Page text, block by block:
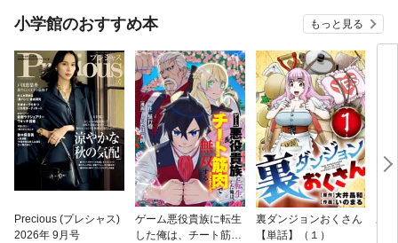
小学館のおすすめ本 もっと見る
Precious (プレシャス)
2026年 9月号
ゲーム悪役貴族に転生
した俺は、チート筋肉
裏ダンジョンおくさん
【単話】（１）